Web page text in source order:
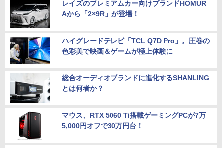
レイズのプレミアムカー向けブランドHOMUR
Aから「2×9R」が登場！
ハイグレードテレビ「TCL Q7D Pro」。圧巻の
色彩美で映画＆ゲームが極上体験に
総合オーディオブランドに進化するSHANLING
とは何者か？
マウス、RTX 5060 Ti搭載ゲーミングPCが7万
5,000円オフで30万円台！